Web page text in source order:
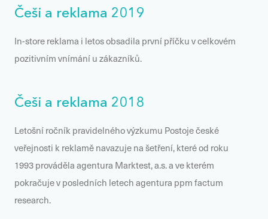
Češi a reklama 2019
In-store reklama i letos obsadila první příčku v celkovém
pozitivním vnímání u zákazníků.
Češi a reklama 2018
Letošní ročník pravidelného výzkumu Postoje české
veřejnosti k reklamě navazuje na šetření, které od roku
1993 prováděla agentura Marktest, a.s. a ve kterém
pokračuje v posledních letech agentura ppm factum
research.